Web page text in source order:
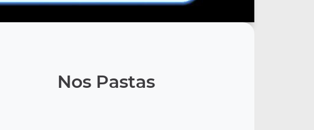
Nos Pastas